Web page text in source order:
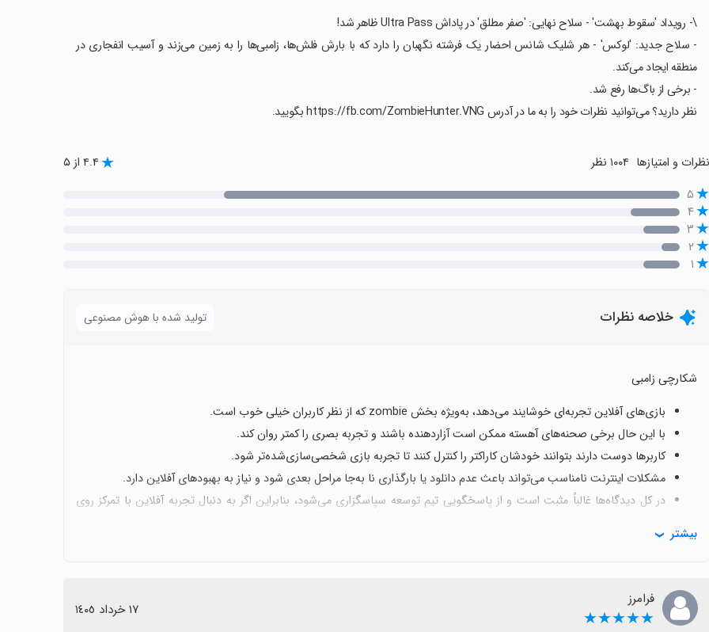
\- رویداد 'سقوط بهشت' - سلاح نهایی: 'صفر مطلق' در پاداش Ultra Pass ظاهر شد!
- سلاح جدید: 'لوکس' - هر شلیک شانس احضار یک فرشته نگهبان را دارد که با بارش فلش‌ها، زامبی‌ها را به زمین می‌زند و آسیب انفجاری در
منطقه ایجاد می‌کند.
- برخی از باگ‌ها رفع شد.
نظر دارید؟ می‌توانید نظرات خود را به ما در آدرس https://fb.com/ZombieHunter.VNG بگویید.
نظرات و امتیازها ۴.۴ از ۵
۵
۴
۳
۲
۱
خلاصه نظرات تولید شده با هوش مصنوعی
شکارچی زامبی
بازی‌های آفلاین تجربه‌ای خوشایند می‌دهد، به‌ویژه بخش zombie که از نظر کاربران خیلی خوب است.
با این حال برخی صحنه‌های آهسته ممکن است آزاردهنده باشند و تجربه بصری را کمتر روان کند.
کاربرها دوست دارند بتوانند خودشان کاراکتر را کنترل کنند تا تجربه بازی شخصی‌سازی‌شده‌تر شود.
مشکلات اینترنت نامناسب می‌تواند باعث عدم دانلود یا بارگذاری نا به‌جا مراحل بعدی شود و نیاز به بهبودهای آفلاین دارد.
در کل دیدگاه‌ها غالباً مثبت است و از پاسخگویی تیم توسعه سپاسگزاری می‌شود، بنابراین اگر به دنبال تجربه آفلاین با تمرکز روی
بیشتر
فرامرز
★★★★★ ١٧ خرداد ١٤٠٥